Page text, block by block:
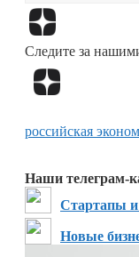
Следите за
Наши телеграм-
Стартапы и
Новые
российская